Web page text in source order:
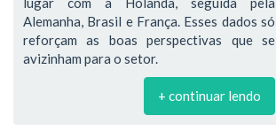
Alemanha, Brasil e França. Esses dados só
reforçam as boas perspectivas que se
avizinham para o setor.
+ continuar lendo